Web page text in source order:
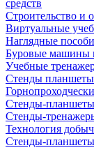
средств
Строительство и
Виртуальные
Наглядные
Буровые машины
Учебные
Стенды планшеты
Стенды-планшеты
Стенды-
Технология
Стенды-